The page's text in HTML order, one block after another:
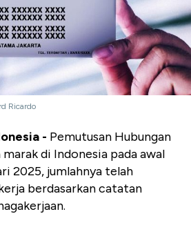
Ricardo
- Pemutusan Hubungan
di Indonesia pada awal
2025, jumlahnya telah
berdasarkan catatan